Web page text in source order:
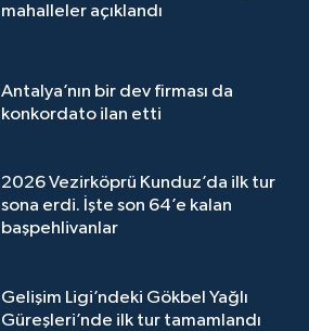
mahalleler açıklandı
Antalya’nın bir dev firması da
konkordato ilan etti
2026 Vezirköprü Kunduz’da ilk tur
sona erdi. İşte son 64’e kalan
başpehlivanlar
Gelişim Ligi’ndeki Gökbel Yağlı
Güreşleri’nde ilk tur tamamlandı